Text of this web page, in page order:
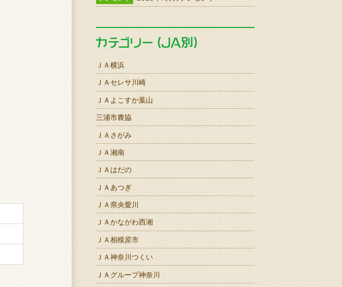
ＪＡ横浜
ＪＡセレサ川崎
ＪＡよこすか葉山
三浦市農協
ＪＡさがみ
ＪＡ湘南
ＪＡはだの
ＪＡあつぎ
ＪＡ県央愛川
ＪＡかながわ西湘
ＪＡ相模原市
ＪＡ神奈川つくい
ＪＡグループ神奈川